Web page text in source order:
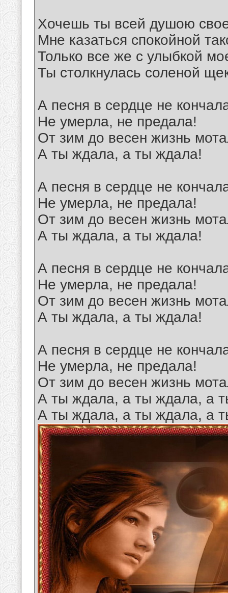
Хочешь ты всей душою
Мне казаться спокойной
Только все же с улыбкой
Ты столкнулась соленой
А песня в сердце не
Не умерла, не предала!
От зим до весен жизнь
А ты ждала, а ты ждала!
А песня в сердце не
Не умерла, не предала!
От зим до весен жизнь
А ты ждала, а ты ждала!
А песня в сердце не
Не умерла, не предала!
От зим до весен жизнь
А ты ждала, а ты ждала!
А песня в сердце не
Не умерла, не предала!
От зим до весен жизнь
А ты ждала, а ты ждала, а
А ты ждала, а ты ждала, а